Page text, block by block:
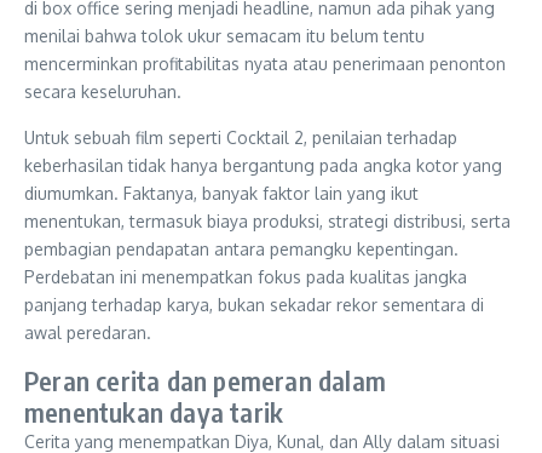
di box office sering menjadi headline, namun ada pihak yang
menilai bahwa tolok ukur semacam itu belum tentu
mencerminkan profitabilitas nyata atau penerimaan penonton
secara keseluruhan.
Untuk sebuah film seperti Cocktail 2, penilaian terhadap
keberhasilan tidak hanya bergantung pada angka kotor yang
diumumkan. Faktanya, banyak faktor lain yang ikut
menentukan, termasuk biaya produksi, strategi distribusi, serta
pembagian pendapatan antara pemangku kepentingan.
Perdebatan ini menempatkan fokus pada kualitas jangka
panjang terhadap karya, bukan sekadar rekor sementara di
awal peredaran.
Peran cerita dan pemeran dalam
menentukan daya tarik
Cerita yang menempatkan Diya, Kunal, dan Ally dalam situasi